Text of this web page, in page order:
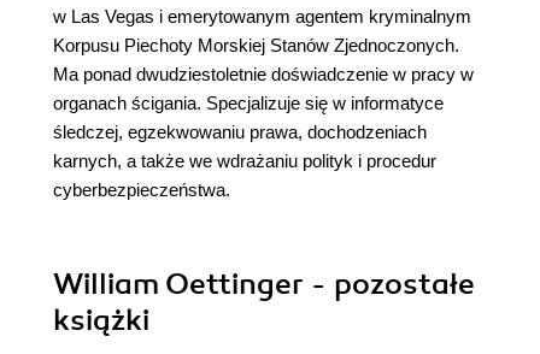
w Las Vegas i emerytowanym agentem kryminalnym
Korpusu Piechoty Morskiej Stanów Zjednoczonych.
Ma ponad dwudziestoletnie doświadczenie w pracy w
organach ścigania. Specjalizuje się w informatyce
śledczej, egzekwowaniu prawa, dochodzeniach
karnych, a także we wdrażaniu polityk i procedur
cyberbezpieczeństwa.
William Oettinger - pozostałe
książki